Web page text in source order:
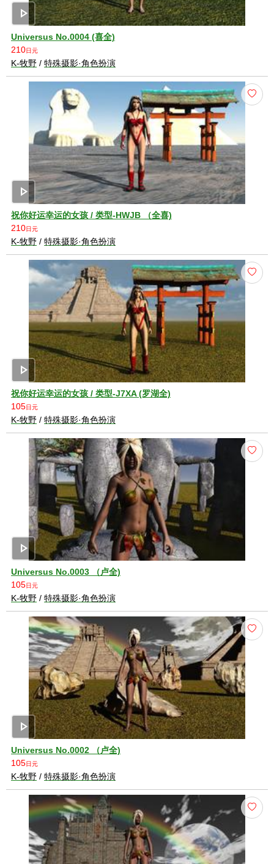
play_arrow
Universus No.0004 (喜全)
210日元
K-牧野 / 特殊摄影·角色扮演
play_arrow
祝你好运幸运的女孩 / 类型-HWJB （全喜)
210日元
K-牧野 / 特殊摄影·角色扮演
play_arrow
祝你好运幸运的女孩 / 类型-J7XA (罗湖全)
105日元
K-牧野 / 特殊摄影·角色扮演
play_arrow
Universus No.0003 （卢全)
105日元
K-牧野 / 特殊摄影·角色扮演
play_arrow
Universus No.0002 （卢全)
105日元
K-牧野 / 特殊摄影·角色扮演